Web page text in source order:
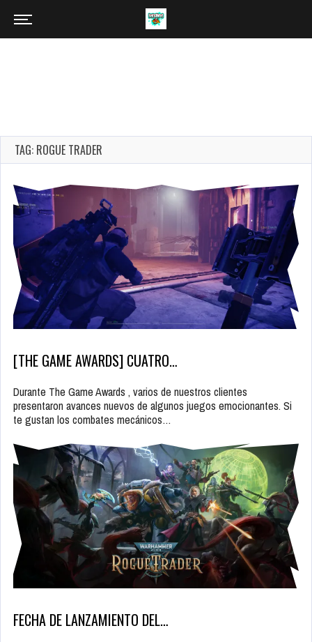
TAG: ROGUE TRADER
[THE GAME AWARDS] CUATRO…
Durante The Game Awards , varios de nuestros clientes
presentaron avances nuevos de algunos juegos emocionantes. Si
te gustan los combates mecánicos…
FECHA DE LANZAMIENTO DEL…